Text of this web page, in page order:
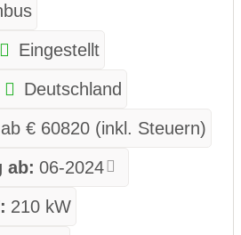
Eingestellt
Deutschland
ab € 60820 (inkl. Steuern)
ab: 06-2024
210 kW